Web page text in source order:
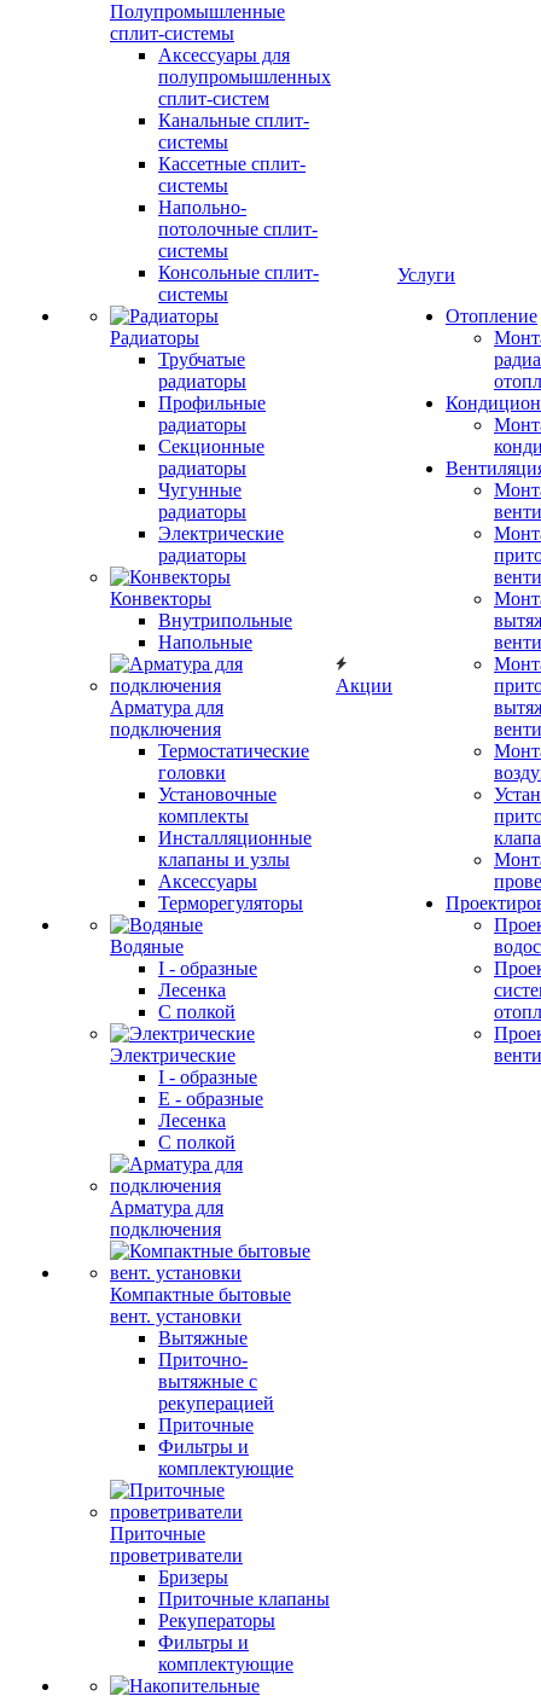
Полупромышленные
сплит-системы
Аксессуары для
полупромышленных
сплит-систем
Канальные сплит-
системы
Кассетные сплит-
системы
Напольно-
потолочные сплит-
системы
Консольные сплит-
системы
Радиаторы
Трубчатые
радиаторы
Профильные
радиаторы
Секционные
радиаторы
Чугунные
радиаторы
Электрические
радиаторы
Конвекторы
Внутрипольные
Напольные
Арматура для
подключения
Термостатические
головки
Установочные
комплекты
Инсталляционные
клапаны и узлы
Аксессуары
Терморегуляторы
Водяные
I - образные
Лесенка
С полкой
Электрические
I - образные
E - образные
Лесенка
С полкой
Арматура для
подключения
Компактные бытовые
вент. установки
Вытяжные
Приточно-
вытяжные с
рекуперацией
Приточные
Фильтры и
комплектующие
Приточные
проветриватели
Бризеры
Приточные клапаны
Рекуператоры
Фильтры и
комплектующие
Акции
Услуги
Отопление